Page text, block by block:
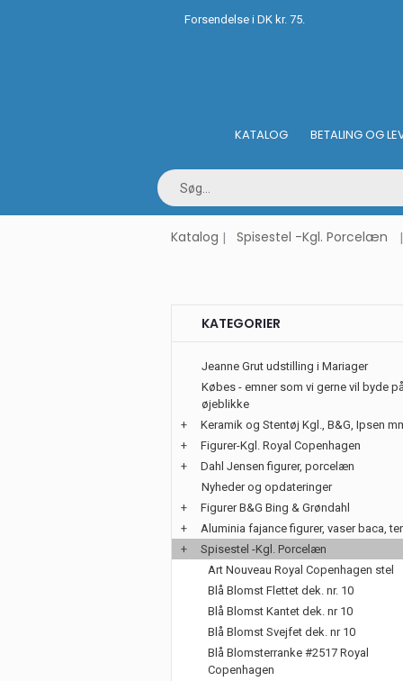
Forsendelse i DK kr. 75.
KATALOG BETALING OG
Katalog Spisestel -Kgl. Porcelæn
KATEGORIER
Jeanne Grut udstilling i Mariager
Købes - emner som vi gerne vil byde
øjeblikke
+
Keramik og Stentøj Kgl., B&G, Ipsen
+
Figurer-Kgl. Royal Copenhagen
+
Dahl Jensen figurer, porcelæn
Nyheder og opdateringer
+
Figurer B&G Bing & Grøndahl
+
Aluminia fajance figurer, vaser baca,
+
Spisestel -Kgl. Porcelæn
Art Nouveau Royal Copenhagen stel
Blå Blomst Flettet dek. nr. 10
Blå Blomst Kantet dek. nr 10
Blå Blomst Svejfet dek. nr 10
Blå Blomsterranke #2517 Royal
Copenhagen